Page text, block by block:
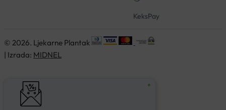
KeksPay
© 2026. Ljekarne Plantak
| Izrada: MIDNEL